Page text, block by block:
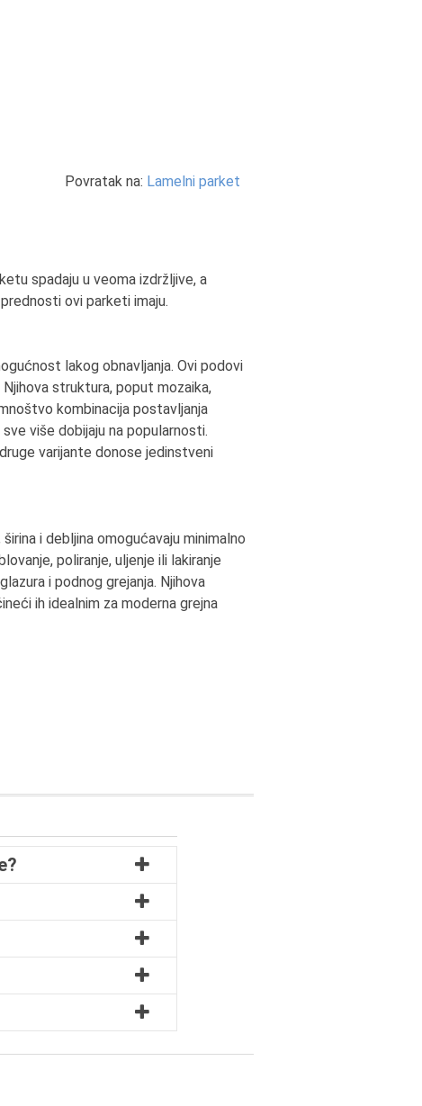
Povratak na: Lamelni parket
spadaju u veoma izdržljive, a
ovi parketi imaju.
lakog obnavljanja. Ovi podovi
struktura, poput mozaika,
kombinacija postavljanja
više dobijaju na popularnosti.
varijante donose jedinstveni
i debljina omogućavaju minimalno
poliranje, uljenje ili lakiranje
i podnog grejanja. Njihova
ih idealnim za moderna grejna